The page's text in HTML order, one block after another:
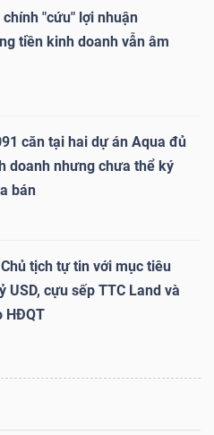
chính "cứu" lợi nhuận
tiền kinh doanh vẫn âm
căn tại hai dự án Aqua đủ
doanh nhưng chưa thể ký
bán
tịch tự tin với mục tiêu
USD, cựu sếp TTC Land và
HĐQT